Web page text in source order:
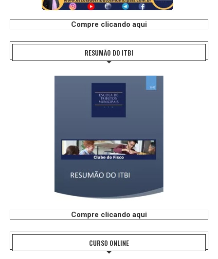
Compre clicando aqui
RESUMÃO DO ITBI
Compre clicando aqui
CURSO ONLINE